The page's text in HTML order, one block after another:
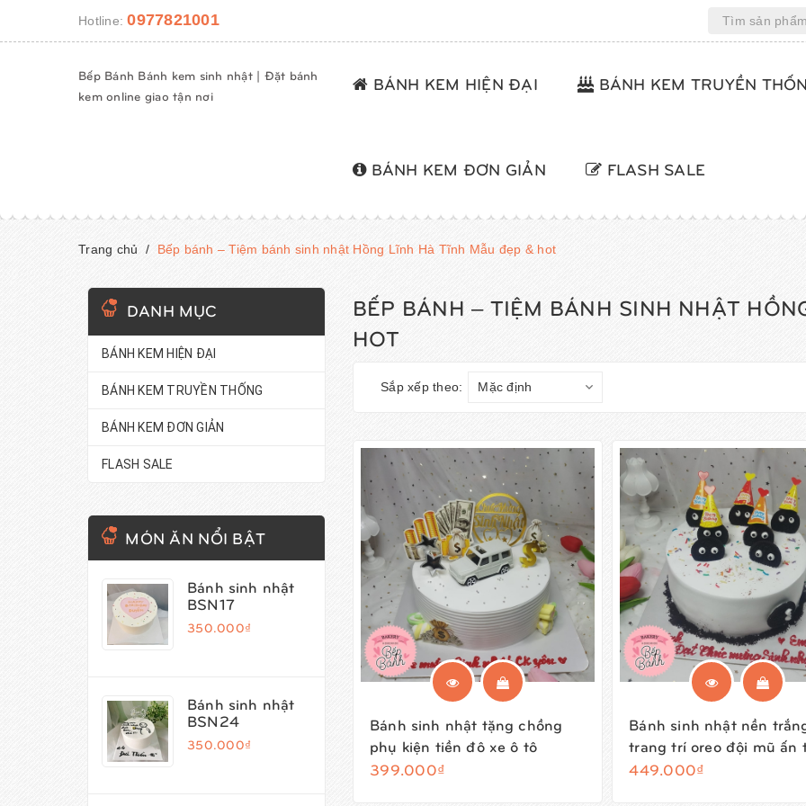
Hotline:0977821001
Bếp Bánh Bánh kem sinh nhật | Đặt bánh
kem online giao tận nơi
BÁNH KEM HIỆN ĐẠI BÁNH KEM TRUYỀN
BÁNH KEM ĐƠN GIẢN FLASH SALE
Trang chủ / Bếp bánh – Tiệm bánh sinh nhật Hồng Lĩnh Hà Tĩnh Mẫu đẹp & hot
DANH MỤC
BÁNH KEM HIỆN ĐẠI
BÁNH KEM TRUYỀN THỐNG
BÁNH KEM ĐƠN GIẢN
FLASH SALE
MÓN ĂN NỔI BẬT
Bánh sinh nhật
BSN17
350.000₫
Bánh sinh nhật
BSN24
350.000₫
BẾP BÁNH – TIỆM BÁNH SINH NHẬT
HOT
Sắp xếp theo:
Bánh sinh nhật tặng chồng
phụ kiện tiền đô xe ô tô
399.000₫
Bánh sinh nhật nền
trang trí oreo đội mũ ấn
449.000₫